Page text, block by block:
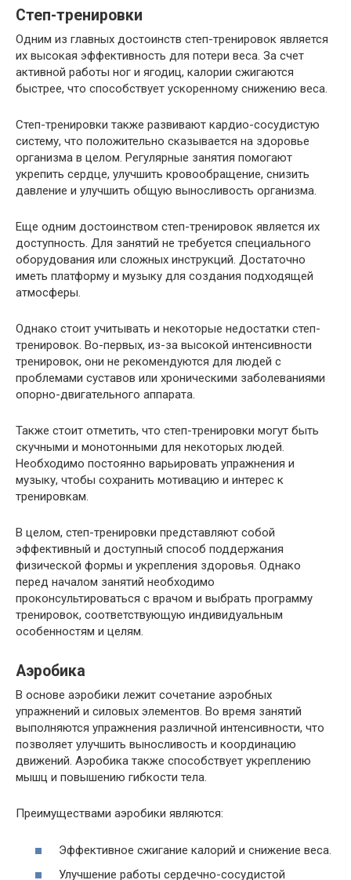
Степ-тренировки
Одним из главных достоинств степ-тренировок является
их высокая эффективность для потери веса. За счет
активной работы ног и ягодиц, калории сжигаются
быстрее, что способствует ускоренному снижению веса.
Степ-тренировки также развивают кардио-сосудистую
систему, что положительно сказывается на здоровье
организма в целом. Регулярные занятия помогают
укрепить сердце, улучшить кровообращение, снизить
давление и улучшить общую выносливость организма.
Еще одним достоинством степ-тренировок является их
доступность. Для занятий не требуется специального
оборудования или сложных инструкций. Достаточно
иметь платформу и музыку для создания подходящей
атмосферы.
Однако стоит учитывать и некоторые недостатки степ-
тренировок. Во-первых, из-за высокой интенсивности
тренировок, они не рекомендуются для людей с
проблемами суставов или хроническими заболеваниями
опорно-двигательного аппарата.
Также стоит отметить, что степ-тренировки могут быть
скучными и монотонными для некоторых людей.
Необходимо постоянно варьировать упражнения и
музыку, чтобы сохранить мотивацию и интерес к
тренировкам.
В целом, степ-тренировки представляют собой
эффективный и доступный способ поддержания
физической формы и укрепления здоровья. Однако
перед началом занятий необходимо
проконсультироваться с врачом и выбрать программу
тренировок, соответствующую индивидуальным
особенностям и целям.
Аэробика
В основе аэробики лежит сочетание аэробных
упражнений и силовых элементов. Во время занятий
выполняются упражнения различной интенсивности, что
позволяет улучшить выносливость и координацию
движений. Аэробика также способствует укреплению
мышц и повышению гибкости тела.
Преимуществами аэробики являются:
Эффективное сжигание калорий и снижение веса.
Улучшение работы сердечно-сосудистой